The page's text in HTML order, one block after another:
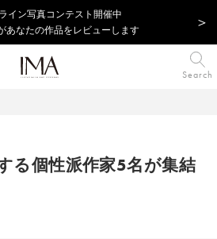
イン写真コンテスト開催中
あなたの作品をレビューします
Search
る個性派作家5名が集結